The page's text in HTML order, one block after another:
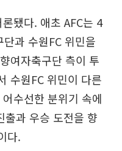
됐다. 애초 AFC는 4
과 수원FC 위민을
여자축구단 측이 투
수원FC 위민이 다른
수선한 분위기 속에
출과 우승 도전을 향
다.